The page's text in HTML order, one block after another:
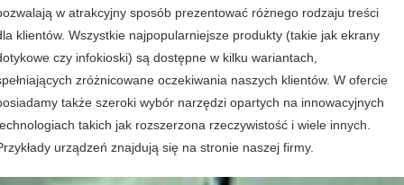
w atrakcyjny sposób prezentować różnego rodzaju treści
klientów. Wszystkie najpopularniejsze produkty (takie jak ekrany
czy infokioski) są dostępne w kilku wariantach,
zróżnicowane oczekiwania naszych klientów. W ofercie
także szeroki wybór narzędzi opartych na innowacyjnych
takich jak rozszerzona rzeczywistość i wiele innych.
urządzeń znajdują się na stronie naszej firmy.